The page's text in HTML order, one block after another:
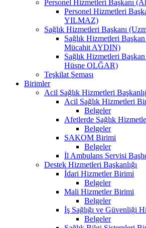
Personel Hizmetleri Başkanı
Personel Hizmetleri
YILMAZ)
Sağlık Hizmetleri Başkanı
Sağlık Hizmetleri Başkan
Mücahit AYDIN)
Sağlık Hizmetleri Başkan
Hüsne OLĞAR)
Teşkilat Şeması
Birimler
Acil Sağlık Hizmetleri
Acil Sağlık Hizmetleri
Belgeler
Afetlerde Sağlık
Belgeler
SAKOM Birimi
Belgeler
İl Ambulans Servisi
Destek Hizmetleri Başkanlığı
İdari Hizmetler Birimi
Belgeler
Mali Hizmetler Birimi
Belgeler
İş Sağlığı ve Güvenliği
Belgeler